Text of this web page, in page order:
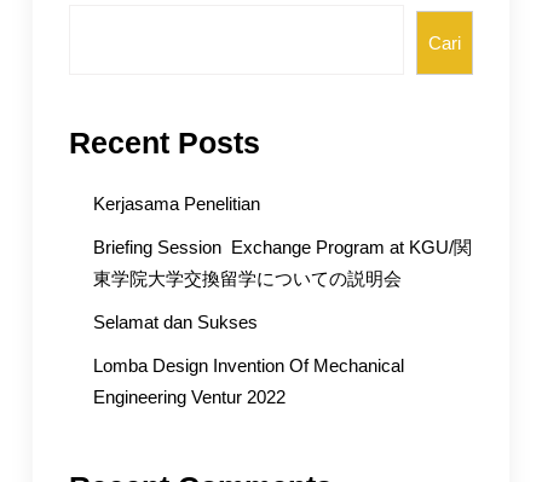
Cari
Recent Posts
Kerjasama Penelitian
Briefing Session Exchange Program at KGU/関
東学院大学交換留学についての説明会
Selamat dan Sukses
Lomba Design Invention Of Mechanical
Engineering Ventur 2022